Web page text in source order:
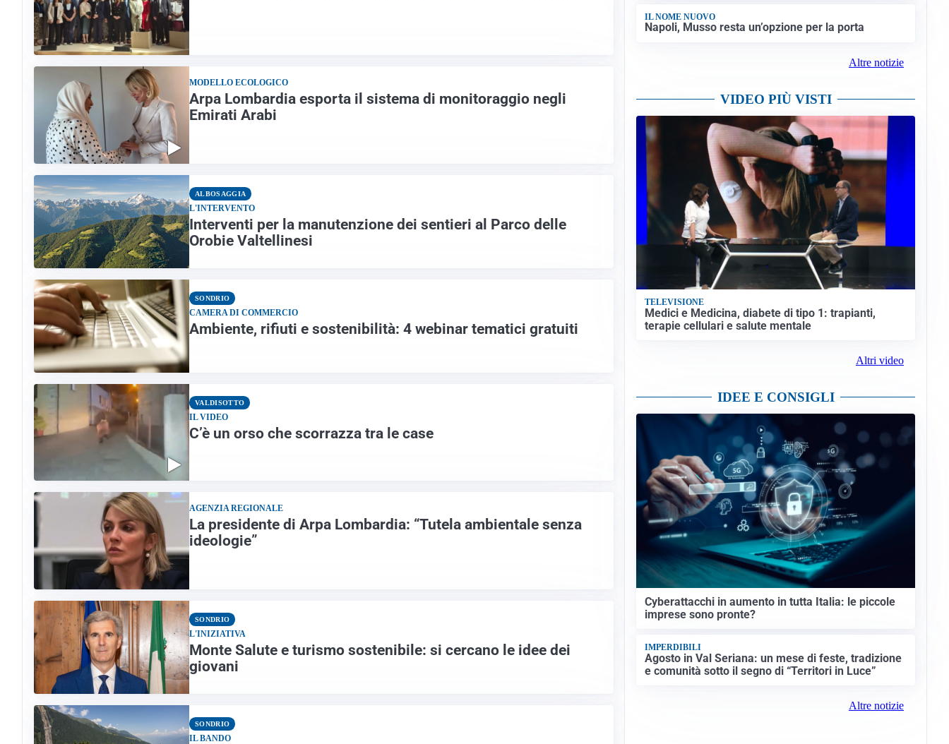
MODELLO ECOLOGICO
Arpa Lombardia esporta il sistema di monitoraggio negli
Emirati Arabi
ALBOSAGGIA
L'INTERVENTO
Interventi per la manutenzione dei sentieri al Parco delle
Orobie Valtellinesi
SONDRIO
CAMERA DI COMMERCIO
Ambiente, rifiuti e sostenibilità: 4 webinar tematici gratuiti
VALDISOTTO
IL VIDEO
C’è un orso che scorrazza tra le case
AGENZIA REGIONALE
La presidente di Arpa Lombardia: “Tutela ambientale senza
ideologie”
SONDRIO
L'INIZIATIVA
Monte Salute e turismo sostenibile: si cercano le idee dei
giovani
SONDRIO
IL BANDO
IL NOME NUOVO
Napoli, Musso resta un’opzione per la porta
Altre notizie
VIDEO PIÙ VISTI
TELEVISIONE
Medici e Medicina, diabete di tipo 1: trapianti,
terapie cellulari e salute mentale
Altri video
IDEE E CONSIGLI
Cyberattacchi in aumento in tutta Italia: le piccole
imprese sono pronte?
IMPERDIBILI
Agosto in Val Seriana: un mese di feste, tradizione
e comunità sotto il segno di “Territori in Luce”
Altre notizie